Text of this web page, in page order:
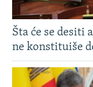
Šta će se desiti
ne konstituiše